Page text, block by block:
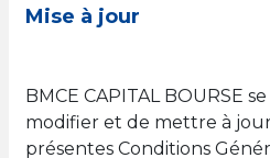
Mise à jour
BMCE CAPITAL BOURSE
modifier et de mettre à
présentes Conditions